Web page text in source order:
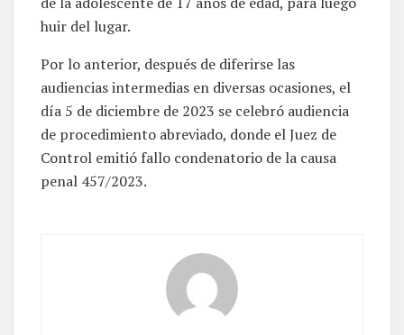
huir del lugar.
Por lo anterior, después de diferirse las
audiencias intermedias en diversas ocasiones, el
día 5 de diciembre de 2023 se celebró audiencia
de procedimiento abreviado, donde el Juez de
Control emitió fallo condenatorio de la causa
penal 457/2023.